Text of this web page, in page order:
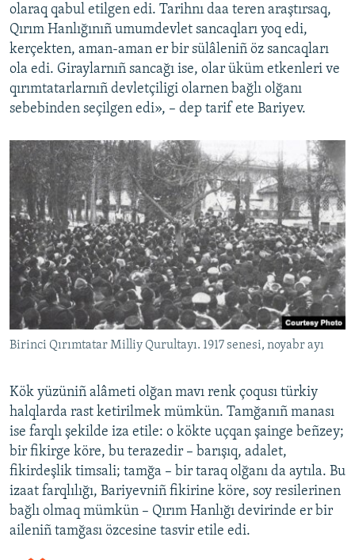
olaraq qabul etilgen edi. Tarihnı daa teren araştırsaq,
Qırım Hanlığınıñ umumdevlet sancaqları yoq edi,
kerçekten, aman-aman er bir sülâleniñ öz sancaqları
ola edi. Giraylarnıñ sancağı ise, olar üküm etkenleri ve
qırımtatarlarnıñ devletçiligi olarnen bağlı olğanı
sebebinden seçilgen edi», – dep tarif ete Bariyev.
Birinci Qırımtatar Milliy Qurultayı. 1917 senesi, noyabr ayı
Kök yüzüniñ alâmeti olğan mavı renk çoqusı türkiy
halqlarda rast ketirilmek mümkün. Tamğanıñ manası
ise farqlı şekilde iza etile: o kökte uçqan şainge beñzey;
bir fikirge köre, bu terazedir – barışıq, adalet,
fikirdeşlik timsali; tamğa – bir taraq olğanı da aytıla. Bu
izaat farqlılığı, Bariyevniñ fikirine köre, soy resilerinen
bağlı olmaq mümkün – Qırım Hanlığı devirinde er bir
aileniñ tamğası özcesine tasvir etile edi.